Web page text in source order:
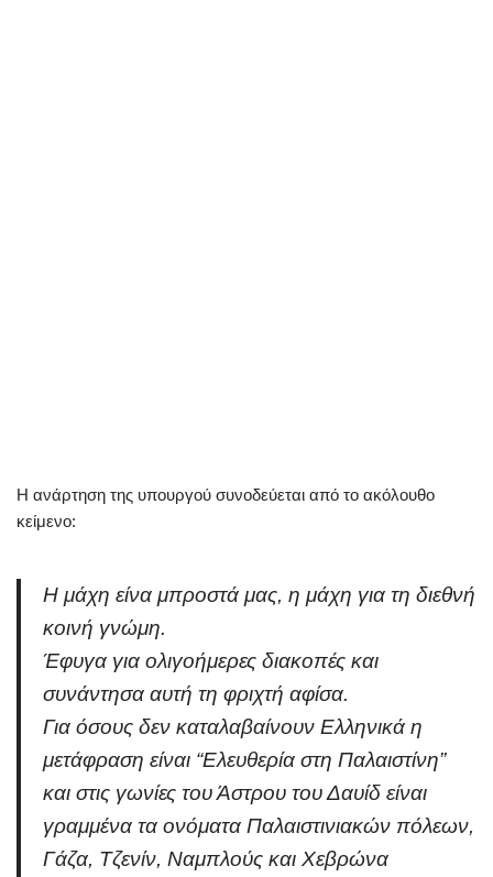
Η ανάρτηση της υπουργού συνοδεύεται από το ακόλουθο
κείμενο:
Η μάχη είνα μπροστά μας, η μάχη για τη διεθνή
κοινή γνώμη.
Έφυγα για ολιγοήμερες διακοπές και
συνάντησα αυτή τη φριχτή αφίσα.
Για όσους δεν καταλαβαίνουν Ελληνικά η
μετάφραση είναι “Ελευθερία στη Παλαιστίνη”
και στις γωνίες του Άστρου του Δαυίδ είναι
γραμμένα τα ονόματα Παλαιστινιακών πόλεων,
Γάζα, Τζενίν, Ναμπλούς και Χεβρώνα